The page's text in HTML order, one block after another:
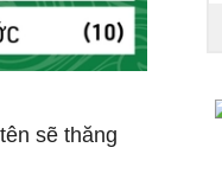
sẽ thăng